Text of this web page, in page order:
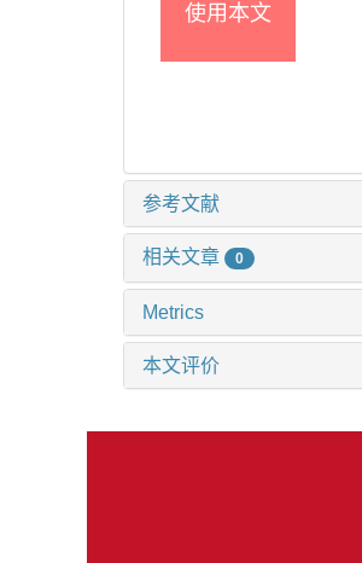
使用本文
参考文献
相关文章 0
Metrics
本文评价